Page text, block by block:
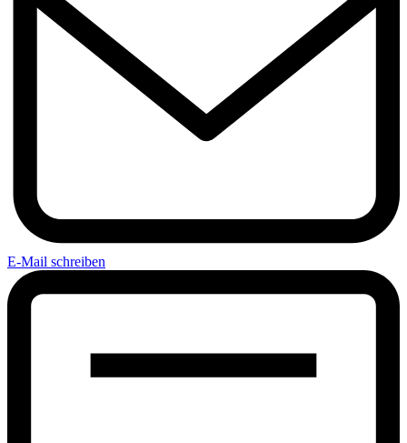
E-Mail schreiben